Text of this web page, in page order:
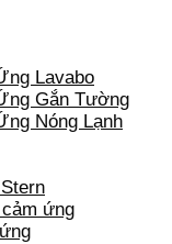
Lavabo
Gắn Tường
Nóng Lạnh
ứng